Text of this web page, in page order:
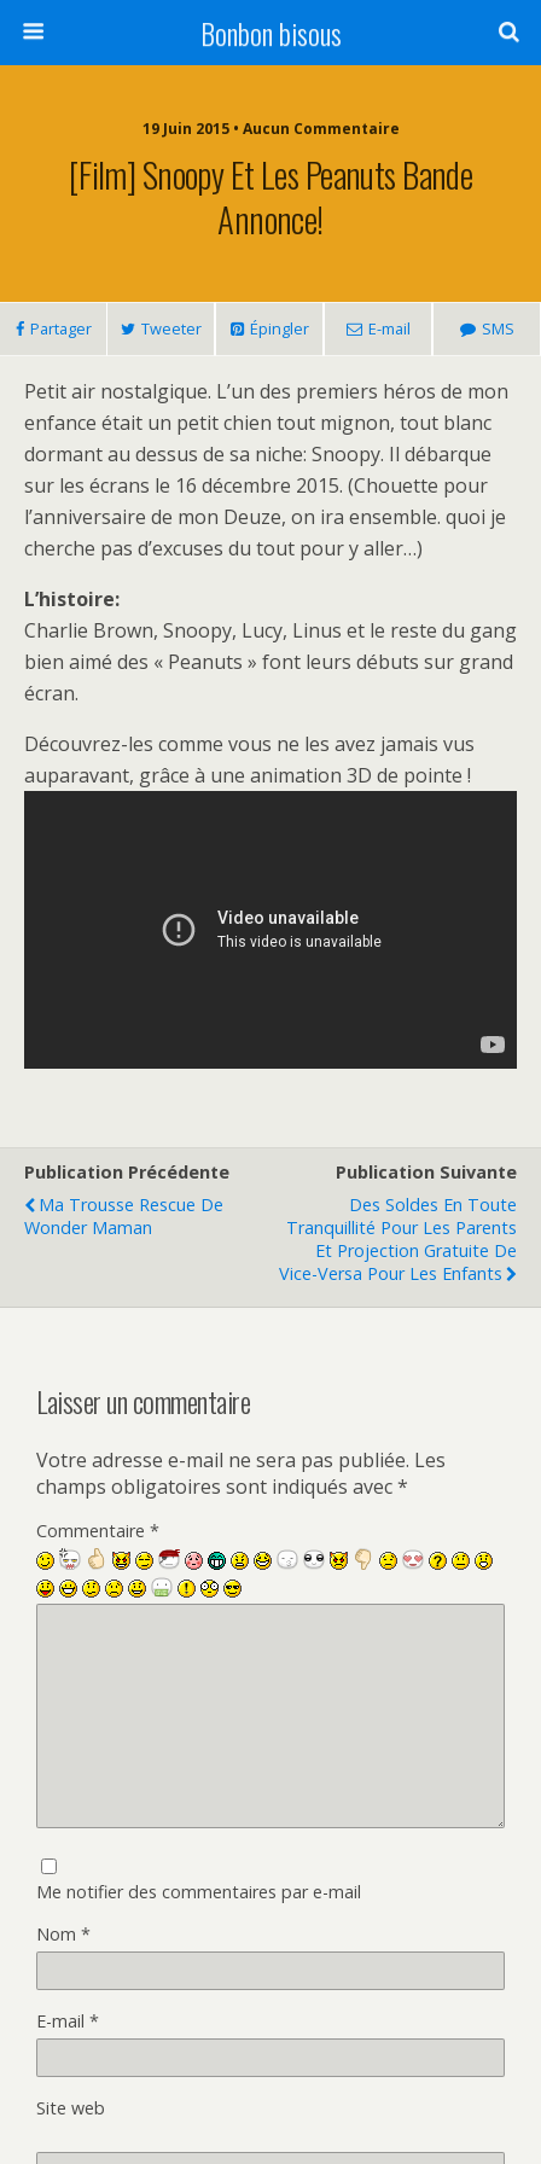
Bonbon bisous
19 Juin 2015 • Aucun Commentaire
[Film] Snoopy Et Les Peanuts Bande
Annonce!
Partager Tweeter Épingler E-mail SMS
Petit air nostalgique. L’un des premiers héros de mon
enfance était un petit chien tout mignon, tout blanc
dormant au dessus de sa niche: Snoopy. Il débarque
sur les écrans le 16 décembre 2015. (Chouette pour
l’anniversaire de mon Deuze, on ira ensemble. quoi je
cherche pas d’excuses du tout pour y aller…)
L’histoire:
Charlie Brown, Snoopy, Lucy, Linus et le reste du gang
bien aimé des « Peanuts » font leurs débuts sur grand
écran.
Découvrez-les comme vous ne les avez jamais vus
auparavant, grâce à une animation 3D de pointe !
Publication Précédente
Ma Trousse Rescue De
Wonder Maman
Publication Suivante
Des Soldes En Toute
Tranquillité Pour Les Parents
Et Projection Gratuite De
Vice-Versa Pour Les Enfants
Laisser un commentaire
Votre adresse e-mail ne sera pas publiée. Les
champs obligatoires sont indiqués avec*
Commentaire *
Me notifier des commentaires par e-mail
Nom *
E-mail *
Site web